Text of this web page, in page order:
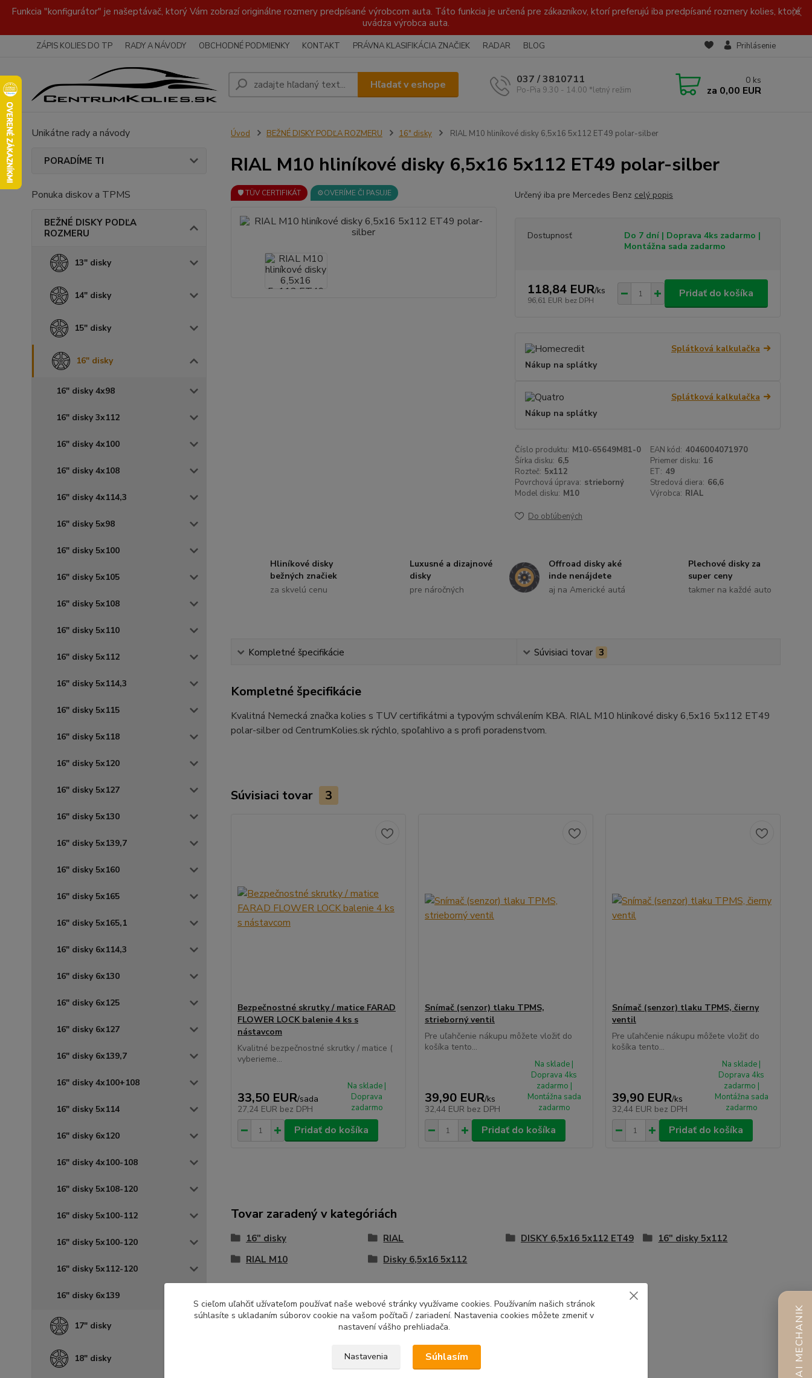
Funkcia "konfigurátor" je našeptávač, ktorý Vám zobrazí originálne rozmery predpísané výrobcom auta. Táto funkcia je určená pre zákazníkov, ktorí preferujú iba predpísané rozmery kolies, ktoré
uvádza výrobca auta.
ZÁPIS KOLIES DO TP RADY A NÁVODY OBCHODNÉ PODMIENKY KONTAKT PRÁVNA KLASIFIKÁCIA ZNAČIEK RADAR BLOG Prihlásenie
Hľadať v eshope 037 / 3810711
Po-Pia 9.30 - 14.00 *letný režim
0 ks
za 0,00 EUR
Unikátne rady a návody
PORADÍME TI
Ponuka diskov a TPMS
BEŽNÉ DISKY PODĽA
ROZMERU
13" disky
14" disky
15" disky
16" disky
16" disky 4x98
16" disky 3x112
16" disky 4x100
16" disky 4x108
16" disky 4x114,3
16" disky 5x98
16" disky 5x100
16" disky 5x105
16" disky 5x108
16" disky 5x110
16" disky 5x112
16" disky 5x114,3
16" disky 5x115
16" disky 5x118
16" disky 5x120
16" disky 5x127
16" disky 5x130
16" disky 5x139,7
16" disky 5x160
16" disky 5x165
16" disky 5x165,1
16" disky 6x114,3
16" disky 6x130
16" disky 6x125
16" disky 6x127
16" disky 6x139,7
16" disky 4x100+108
16" disky 5x114
16" disky 6x120
16" disky 4x100-108
16" disky 5x108-120
16" disky 5x100-112
16" disky 5x100-120
16" disky 5x112-120
16" disky 6x139
17" disky
18" disky
Úvod BEŽNÉ DISKY PODĽA ROZMERU 16" disky RIAL M10 hliníkové disky 6,5x16 5x112 ET49 polar-silber
RIAL M10 hliníkové disky 6,5x16 5x112 ET49 polar-silber
🛡️ TÜV CERTIFIKÁT ⚙️OVERÍME ČI PASUJE Určený iba pre Mercedes Benz celý popis
Dostupnosť
Do 7 dní | Doprava 4ks zadarmo |
Montážna sada zadarmo
118,84 EUR/ks
96,61 EUR bez DPH
Pridať do košíka
Splátková kalkulačka
Nákup na splátky
Splátková kalkulačka
Nákup na splátky
Číslo produktu: M10-65649M81-0 EAN kód: 4046004071970
Šírka disku: 6,5 Priemer disku: 16
Rozteč: 5x112 ET: 49
Povrchová úprava: strieborný Stredová diera: 66,6
Model disku: M10 Výrobca: RIAL
Do obľúbených
Hliníkové disky
bežných značiek
za skvelú cenu
Luxusné a dizajnové
disky
pre náročných
Offroad disky aké
inde nenájdete
aj na Americké autá
Plechové disky za
super ceny
takmer na každé auto
Kompletné špecifikácie Súvisiaci tovar 3
Kompletné špecifikácie
Kvalitná Nemecká značka kolies s TUV certifikátmi a typovým schválením KBA. RIAL M10 hliníkové disky 6,5x16 5x112 ET49
polar-silber od CentrumKolies.sk rýchlo, spoľahlivo a s profi poradenstvom.
Súvisiaci tovar 3
Bezpečnostné skrutky / matice FARAD
FLOWER LOCK balenie 4 ks s
nástavcom
Kvalitné bezpečnostné skrutky / matice (
vyberieme...
33,50 EUR/sada
27,24 EUR bez DPH
Na sklade |
Doprava
zadarmo
Pridať do košíka
Snímač (senzor) tlaku TPMS,
strieborný ventil
Pre uľahčenie nákupu môžete vložiť do
košíka tento...
39,90 EUR/ks
32,44 EUR bez DPH
Na sklade |
Doprava 4ks
zadarmo |
Montážna sada
zadarmo
Pridať do košíka
Snímač (senzor) tlaku TPMS, čierny
ventil
Pre uľahčenie nákupu môžete vložiť do
košíka tento...
39,90 EUR/ks
32,44 EUR bez DPH
Na sklade |
Doprava 4ks
zadarmo |
Montážna sada
zadarmo
Pridať do košíka
Tovar zaradený v kategóriách
16" disky RIAL DISKY 6,5x16 5x112 ET49
16" disky 5x112
RIAL M10
Disky 6,5x16 5x112
AI MECHANIK
S cieľom uľahčiť užívateľom používať naše webové stránky využívame cookies. Používaním našich stránok
súhlasíte s ukladaním súborov cookie na vašom počítači / zariadení. Nastavenia cookies môžete zmeniť v
nastavení vášho prehliadača.
Nastavenia Súhlasím